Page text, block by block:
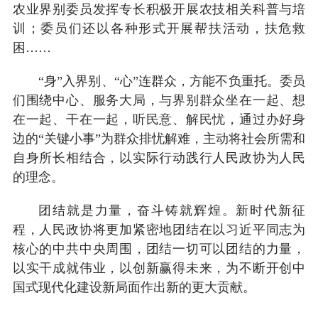
农业界别委员发挥专长积极开展农技相关科普与培
训；委员们还以各种形式开展帮扶活动，扶危救
困……
“身”入界别、“心”连群众，方能不负重托。委员
们围绕中心、服务大局，与界别群众坐在一起、想
在一起、干在一起，听民意、解民忧，通过办好身
边的“关键小事”为群众排忧解难，主动将社会所需和
自身所长相结合，以实际行动践行人民政协为人民
的理念。
团结就是力量，奋斗铸就辉煌。新时代新征
程，人民政协将更加紧密地团结在以习近平同志为
核心的中共中央周围，团结一切可以团结的力量，
以实干成就伟业，以创新赢得未来，为不断开创中
国式现代化建设新局面作出新的更大贡献。